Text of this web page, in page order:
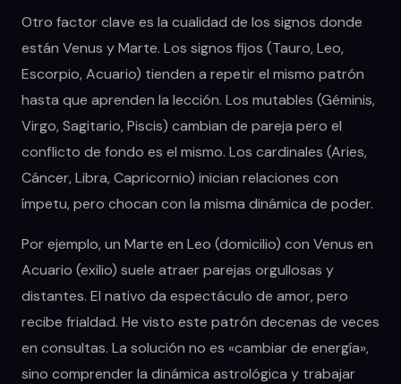
Otro factor clave es la cualidad de los signos donde
están Venus y Marte. Los signos fijos (Tauro, Leo,
Escorpio, Acuario) tienden a repetir el mismo patrón
hasta que aprenden la lección. Los mutables (Géminis,
Virgo, Sagitario, Piscis) cambian de pareja pero el
conflicto de fondo es el mismo. Los cardinales (Aries,
Cáncer, Libra, Capricornio) inician relaciones con
ímpetu, pero chocan con la misma dinámica de poder.
Por ejemplo, un Marte en Leo (domicilio) con Venus en
Acuario (exilio) suele atraer parejas orgullosas y
distantes. El nativo da espectáculo de amor, pero
recibe frialdad. He visto este patrón decenas de veces
en consultas. La solución no es «cambiar de energía»,
sino comprender la dinámica astrológica y trabajar